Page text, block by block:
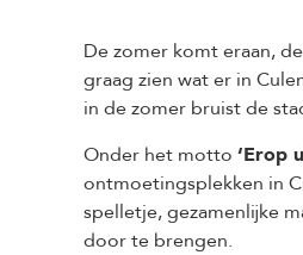
De zomer komt eraan,
graag zien wat er in
in de zomer bruist de
Onder het motto ‘Erop
ontmoetingsplekken in
spelletje, gezamenlijke
door te brengen.